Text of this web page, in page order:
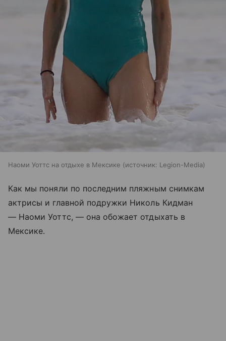
Наоми Уоттс на отдыхе в Мексике источник: Legion-Media
Как мы поняли по последним пляжным снимкам
актрисы и главной подружки Николь Кидман
— Наоми Уоттс, — она обожает отдыхать в
Мексике.